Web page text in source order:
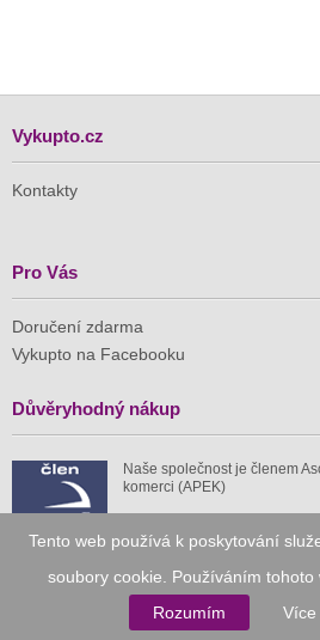
Tento web používá k poskytování
soubory cookie. Používáním tohoto
Rozumím
Vykupto.cz
Kontakty
Pro Vás
Doručení zdarma
Vykupto na Facebooku
Důvěryhodný nákup
Naše společnost je členem
komerci (APEK)